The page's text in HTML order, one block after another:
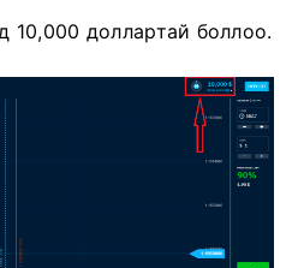
10,000 доллартай боллоо.